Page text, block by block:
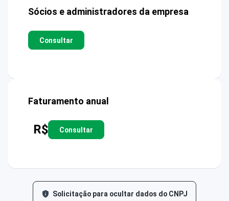
Sócios e administradores da empresa
Consultar
Faturamento anual
R$ Consultar
Solicitação para ocultar dados do CNPJ